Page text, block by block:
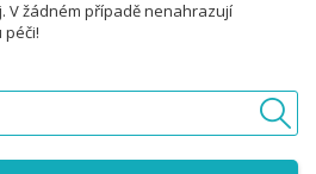
V žádném případě nenahrazují